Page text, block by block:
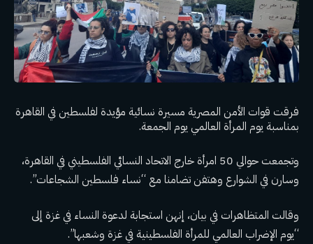
فرقت قوات الأمن المصرية مسيرة نسائية مؤيدة لفلسطين في القاهرة
بمناسبة يوم المرأة العالمي يوم الجمعة.
وتجمعت حوالي 50 امرأة خارج الاتحاد النسائي الفلسطيني في القاهرة،
وسارن في الشوارع وهتفن تضامنا مع “نساء فلسطين الشجاعات”.
وقالت المتظاهرات في بيان، إنهن استجابة لدعوة النساء في غزة إلى
“يوم الإضراب العالمي للمرأة الفلسطينية في غزة وشعبها”.